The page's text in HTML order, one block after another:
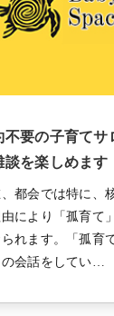
不要の子育てサ
談を楽しめます
都会では特に、
により「孤育て
られます。「孤育
会話をしてい…